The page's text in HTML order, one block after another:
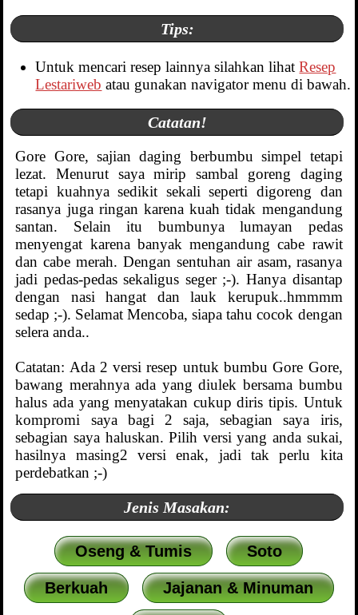
Tips:
Untuk mencari resep lainnya silahkan lihatResep
Lestariweb atau gunakan navigator menu di bawah.
Catatan!
Gore Gore, sajian daging berbumbu simpel tetapi
lezat. Menurut saya mirip sambal goreng daging
tetapi kuahnya sedikit sekali seperti digoreng dan
rasanya juga ringan karena kuah tidak mengandung
santan. Selain itu bumbunya lumayan pedas
menyengat karena banyak mengandung cabe rawit
dan cabe merah. Dengan sentuhan air asam, rasanya
jadi pedas-pedas sekaligus seger ;-). Hanya disantap
dengan nasi hangat dan lauk kerupuk..hmmmm
sedap ;-). Selamat Mencoba, siapa tahu cocok dengan
selera anda..
Catatan: Ada 2 versi resep untuk bumbu Gore Gore,
bawang merahnya ada yang diulek bersama bumbu
halus ada yang menyatakan cukup diris tipis. Untuk
kompromi saya bagi 2 saja, sebagian saya iris,
sebagian saya haluskan. Pilih versi yang anda sukai,
hasilnya masing2 versi enak, jadi tak perlu kita
perdebatkan ;-)
Jenis Masakan:
Oseng & Tumis Soto
Berkuah Jajanan & Minuman